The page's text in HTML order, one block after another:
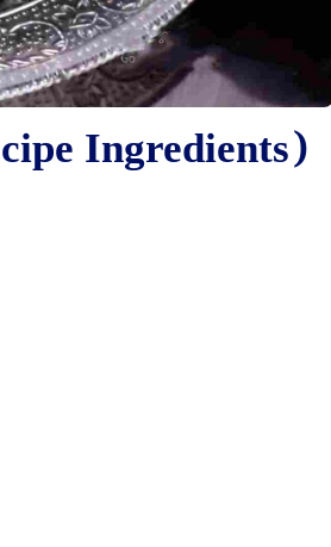
Ingredients)